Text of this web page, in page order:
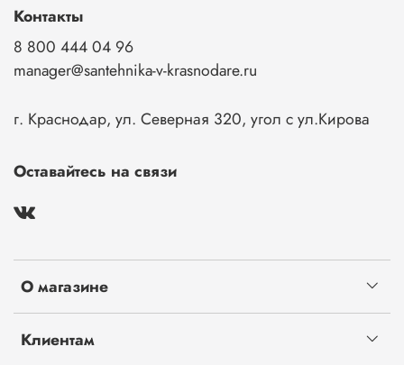
О магазине
Клиентам
Контакты
8 800 444 04 96
manager@santehnika-v-krasnodare.ru
г. Краснодар, ул. Северная 320, угол с ул.Кирова
Оставайтесь на связи